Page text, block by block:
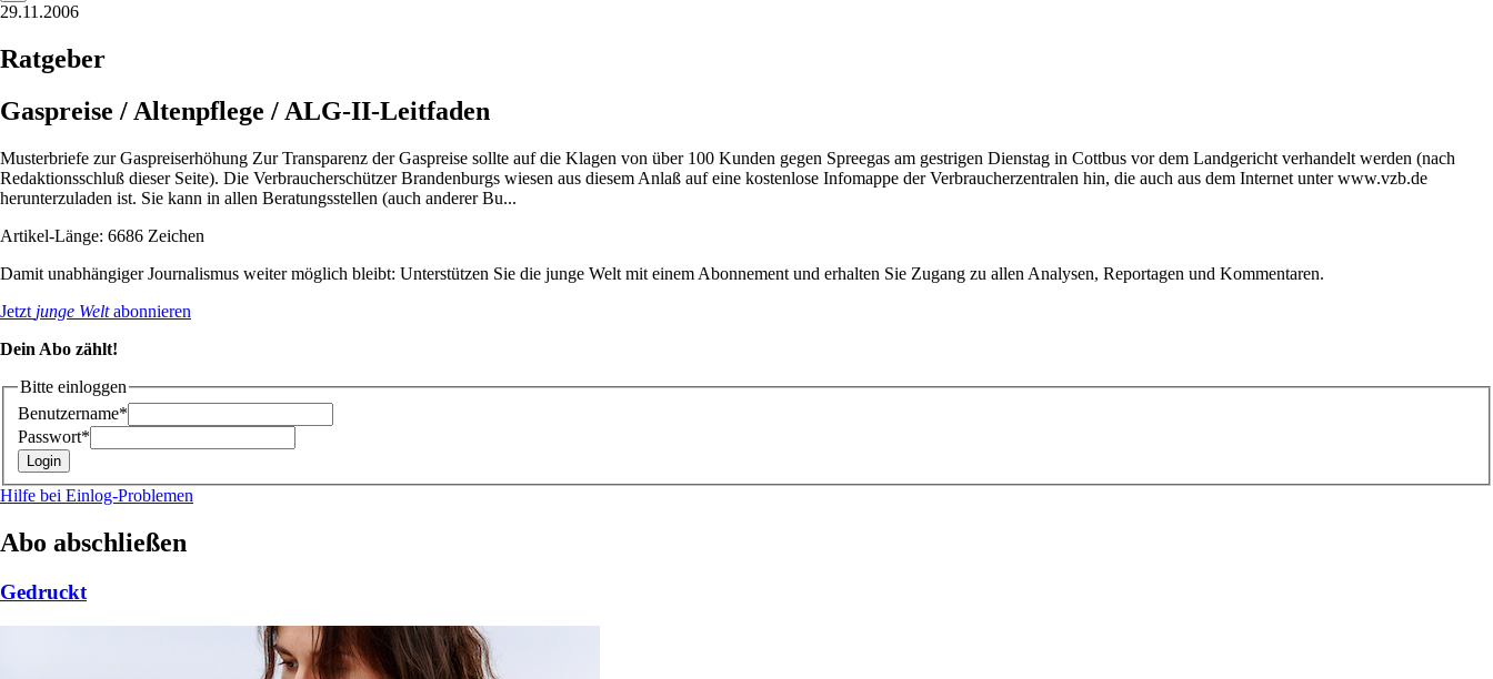
29.11.2006
Ratgeber
Gaspreise / Altenpflege / ALG-II-Leitfaden
Musterbriefe zur Gaspreiserhöhung Zur Transparenz der Gaspreise sollte auf die Klagen von über 100 Kunden gegen Spreegas am gestrigen Dienstag in Cottbus vor dem Landgericht verhandelt werden (nach
Redaktionsschluß dieser Seite). Die Verbraucherschützer Brandenburgs wiesen aus diesem Anlaß auf eine kostenlose Infomappe der Verbraucherzentralen hin, die auch aus dem Internet unter www.vzb.de
herunterzuladen ist. Sie kann in allen Beratungsstellen (auch anderer Bu...
Artikel-Länge: 6686 Zeichen
Damit unabhängiger Journalismus weiter möglich bleibt: Unterstützen Sie die junge Welt mit einem Abonnement und erhalten Sie Zugang zu allen Analysen, Reportagen und Kommentaren.
Jetzt junge Weltabonnieren
Dein Abo zählt!
Bitte einloggen
Benutzername*
Passwort*
Hilfe bei Einlog-Problemen
Abo abschließen
Gedruckt